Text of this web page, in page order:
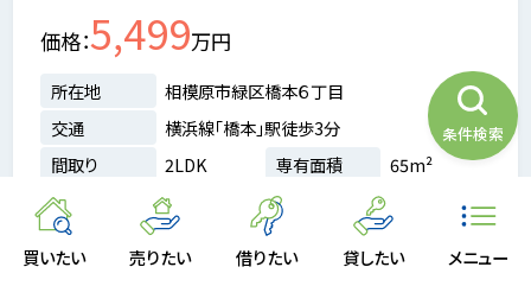
買いたい 売りたい 借りたい 貸したい メニュー
価格 5,499万円
所在地
相模原市緑区橋本６丁目
交通
横浜線「橋本」駅徒歩3分
間取り
2LDK 専有面積
65m²
階数
24/33階 築年月 2005年02月
LDK15畳以上
条件検索